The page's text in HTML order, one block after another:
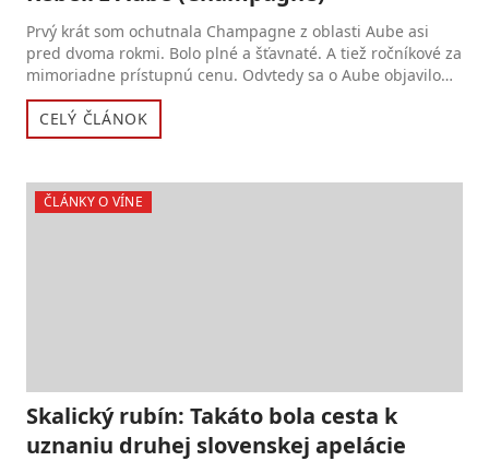
Prvý krát som ochutnala Champagne z oblasti Aube asi
pred dvoma rokmi. Bolo plné a šťavnaté. A tiež ročníkové za
mimoriadne prístupnú cenu. Odvtedy sa o Aube objavilo
pár...
CELÝ ČLÁNOK
ČLÁNKY O VÍNE
Skalický rubín: Takáto bola cesta k
uznaniu druhej slovenskej apelácie